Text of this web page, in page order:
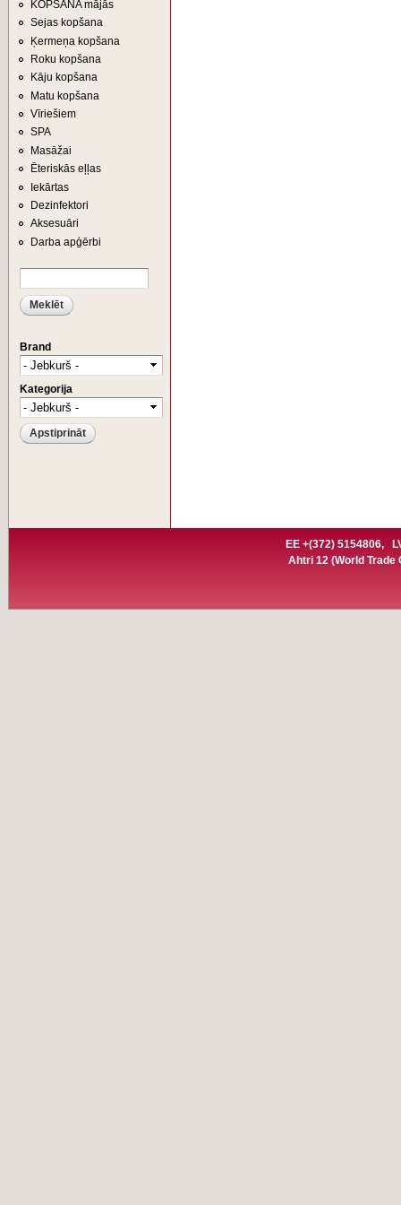
KOPŠANA mājās
Sejas kopšana
Ķermeņa kopšana
Roku kopšana
Kāju kopšana
Matu kopšana
Vīriešiem
SPA
Masāžai
Ēteriskās eļļas
Iekārtas
Dezinfektori
Aksesuāri
Darba apģērbi
Brand
Kategorija
EE +(372) 5154806,
Ahtri 12 (World Trade